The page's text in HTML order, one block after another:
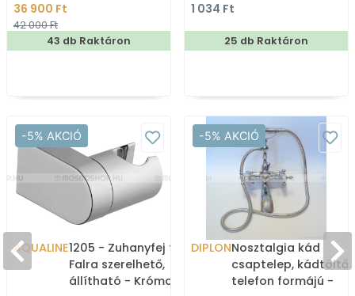
36 900 Ft
42 000 Ft
43 db Raktáron
1 034 Ft
25 db Raktáron
-5% AKCIÓ
AQUALINE1205 - Zuhanyfej tartó -
Falra szerelhető,
állítható - Krómozott -
-5% AKCIÓ
DIPLONNosztalgia kád
csaptelep, kádtöltő,
telefon formájú -